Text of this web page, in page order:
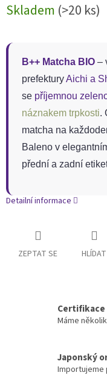
Skladem (>20 ks)
B++ Matcha BIO –
prefekturyAichi a
se příjemnou
náznakem trpkosti.
matcha na
Baleno v
přední a zadní
Detailní informace
ZEPTAT SE HLÍDAT
Certifikace
Máme
Japonský
Importujeme